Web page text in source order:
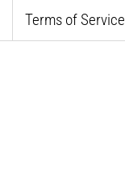
Terms of Service